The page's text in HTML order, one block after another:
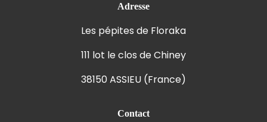
Adresse
Les pépites de Floraka
111 lot le clos de Chiney
38150 ASSIEU (France)
Contact